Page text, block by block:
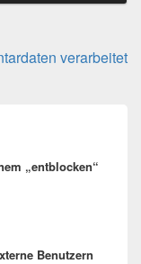
verarbeitet
„entblocken“
Benutzern